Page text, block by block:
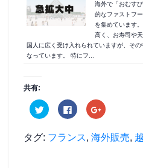
海外で「おむす
的なファストフ
を集めています
高く、お寿司や
国人に広く受け入れられていますが、そ
なっています。 特にフ...
共有:
ク
リ
し
て
F
a
b
ク
リ
し
て
タグ: フランス, 海外販売,